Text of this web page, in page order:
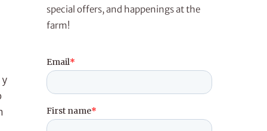
special offers, and happenings at the
farm!